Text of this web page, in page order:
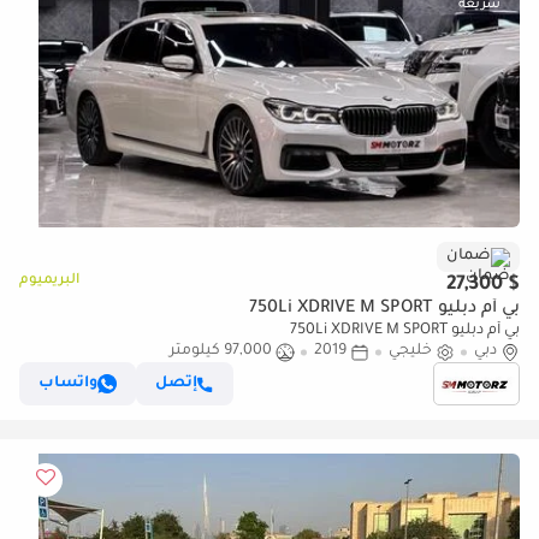
ضمان
$ 27,300 البريميوم
بي أم دبليو 750Li XDRIVE M SPORT
بي أم دبليو 750Li XDRIVE M SPORT
دبي
خليجي 2019
97,000 كيلومتر
إتصل
واتساب